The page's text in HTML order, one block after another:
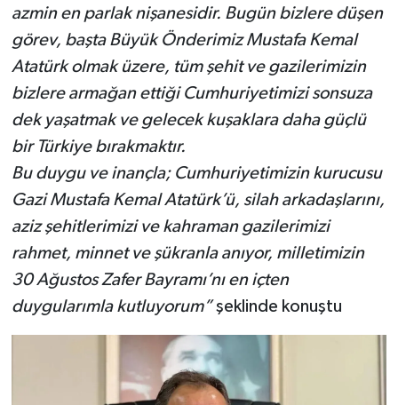
azmin en parlak nişanesidir. Bugün bizlere düşen
görev, başta Büyük Önderimiz Mustafa Kemal
Atatürk olmak üzere, tüm şehit ve gazilerimizin
bizlere armağan ettiği Cumhuriyetimizi sonsuza
dek yaşatmak ve gelecek kuşaklara daha güçlü
bir Türkiye bırakmaktır.
Bu duygu ve inançla; Cumhuriyetimizin kurucusu
Gazi Mustafa Kemal Atatürk’ü, silah arkadaşlarını,
aziz şehitlerimizi ve kahraman gazilerimizi
rahmet, minnet ve şükranla anıyor, milletimizin
30 Ağustos Zafer Bayramı’nı en içten
duygularımla kutluyorum”şeklinde konuştu